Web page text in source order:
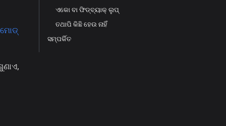
ଏକୋ ବା ଫିଡ୍‌ବ୍ୟାକ୍ ଲୁପ୍
ତଥାପି କିଛି ହେଉ ନାହିଁ
ସମ୍ପର୍କିତ